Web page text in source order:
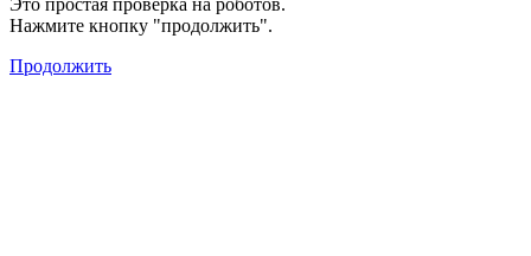
Это простая проверка на роботов.
Нажмите кнопку "продолжить".
Продолжить